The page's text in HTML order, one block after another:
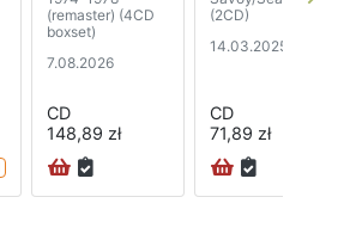
(remaster) (4CD
boxset)
7.08.2026
CD
148,89 zł
(2CD)
14.03.2025
CD
71,89 zł